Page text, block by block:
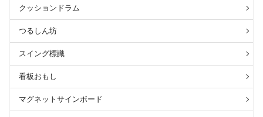
クッションドラム
つるしん坊
スイング標識
看板おもし
マグネットサインボード